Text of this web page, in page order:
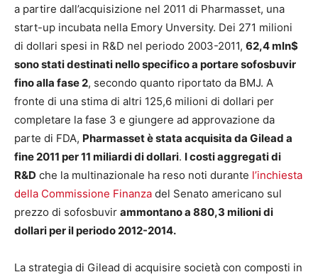
a partire dall’acquisizione nel 2011 di Pharmasset, una
start-up incubata nella Emory Unversity. Dei 271 milioni
di dollari spesi in R&D nel periodo 2003-2011, 62,4 mln$
sono stati destinati nello specifico a portare sofosbuvir
fino alla fase 2, secondo quanto riportato da BMJ. A
fronte di una stima di altri 125,6 milioni di dollari per
completare la fase 3 e giungere ad approvazione da
parte di FDA, Pharmasset è stata acquisita da Gilead a
fine 2011 per 11 miliardi di dollari. I costi aggregati di
R&D che la multinazionale ha reso noti durante l’inchiesta
della Commissione Finanza del Senato americano sul
prezzo di sofosbuvir ammontano a 880,3 milioni di
dollari per il periodo 2012-2014.
La strategia di Gilead di acquisire società con composti in